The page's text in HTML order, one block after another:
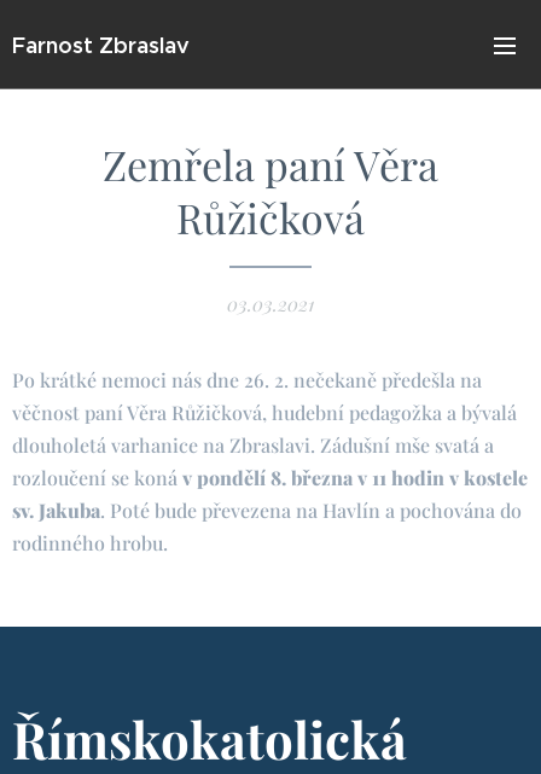
Farnost Zbraslav
Zemřela paní Věra
Růžičková
03.03.2021
Po krátké nemoci nás dne 26. 2. nečekaně předešla na
věčnost paní Věra Růžičková, hudební pedagožka a bývalá
dlouholetá varhanice na Zbraslavi. Zádušní mše svatá a
rozloučení se koná v pondělí 8. března v 11 hodin v kostele
sv. Jakuba. Poté bude převezena na Havlín a pochována do
rodinného hrobu.
Římskokatolická